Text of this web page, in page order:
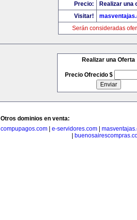
Precio:
Realizar una
Visitar!
Serán consideradas
Realizar una Oferta
Precio Ofrecido $
Otros dominios en venta:
compupagos.com
e-servidores.com